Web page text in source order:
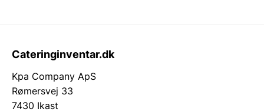
Cateringinventar.dk
Kpa Company ApS
Rømersvej 33
7430 Ikast